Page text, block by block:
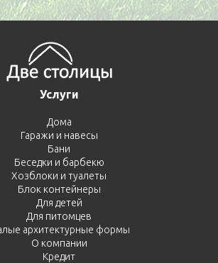
Услуги
Дома
Гаражи и навесы
Бани
Беседки и барбекю
Хозблоки и туалеты
Блок контейнеры
Для детей
Для питомцев
архитектурные формы
О компании
Кредит